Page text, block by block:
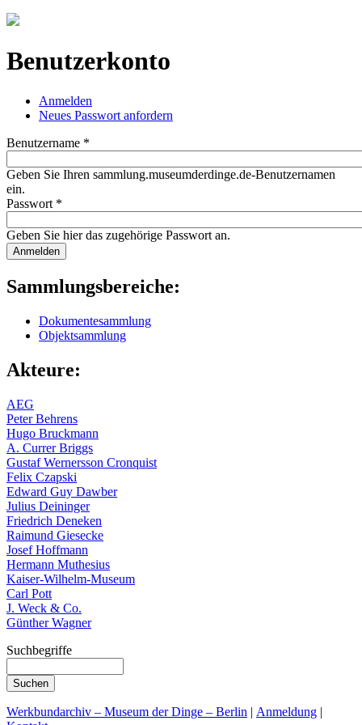
Jump to navigation
Benutzerkonto
Haupt-Reiter
Anmelden
Neues Passwort anfordern
Benutzername *
Geben Sie Ihren sammlung.museumderdinge.de-Benutzernamen
ein.
Passwort *
Geben Sie hier das zugehörige Passwort an.
Sammlungsbereiche:
Dokumentesammlung
Objektsammlung
Akteure:
AEG
Peter Behrens
Hugo Bruckmann
A. Currer Briggs
Gustaf Wernersson Cronquist
Felix Czapski
Edward Guy Dawber
Julius Deininger
Friedrich Deneken
Raimund Giesecke
Josef Hoffmann
Hermann Muthesius
Kaiser-Wilhelm-Museum
Carl Pott
J. Weck & Co.
Günther Wagner
Suchbegriffe
Werkbundarchiv – Museum der Dinge – Berlin | Anmeldung |